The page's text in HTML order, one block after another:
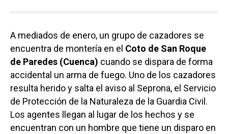
A mediados de enero, un grupo de cazadores se
encuentra de montería en el Coto de San Roque
de Paredes (Cuenca) cuando se dispara de forma
accidental un arma de fuego. Uno de los cazadores
resulta herido y salta el aviso al Seprona, el Servicio
de Protección de la Naturaleza de la Guardia Civil.
Los agentes llegan al lugar de los hechos y se
encuentran con un hombre que tiene un disparo en